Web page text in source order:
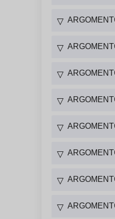
▽
▽
▽
▽
▽
▽
▽
▽